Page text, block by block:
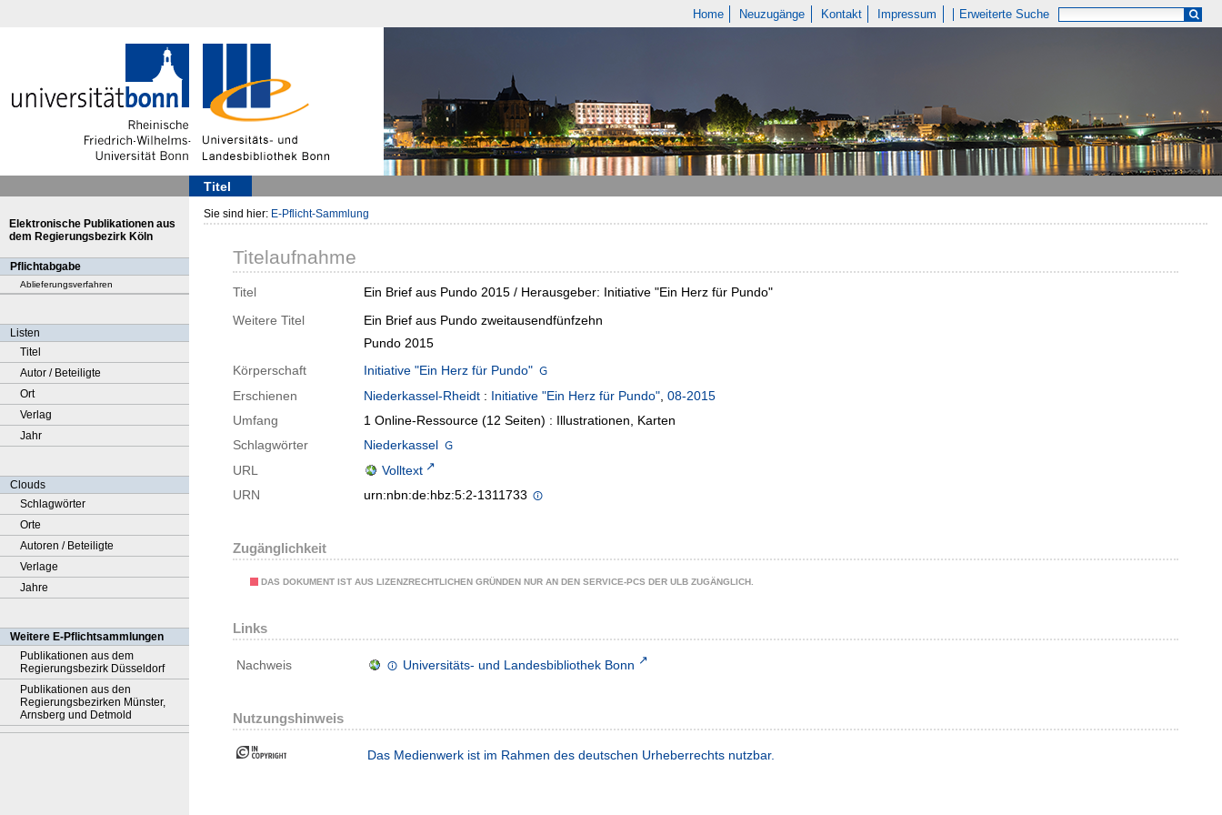
Home Neuzugänge Kontakt Impressum Erweiterte Suche
Titel
Elektronische Publikationen aus
dem Regierungsbezirk Köln
Pflichtabgabe
Ablieferungsverfahren
Listen
Titel
Autor / Beteiligte
Ort
Verlag
Jahr
Clouds
Schlagwörter
Orte
Autoren / Beteiligte
Verlage
Jahre
Weitere E-Pflichtsammlungen
Publikationen aus dem
Regierungsbezirk Düsseldorf
Publikationen aus den
Regierungsbezirken Münster,
Arnsberg und Detmold
Sie sind hier: E-Pflicht-Sammlung
Titelaufnahme
Titel
Ein Brief aus Pundo 2015 / Herausgeber: Initiative "Ein Herz für Pundo"
Weitere Titel
Ein Brief aus Pundo zweitausendfünfzehn
Pundo 2015
Körperschaft
Initiative "Ein Herz für Pundo"
Erschienen
Niederkassel-Rheidt : Initiative "Ein Herz für Pundo", 08-2015
Umfang
1 Online-Ressource (12 Seiten) : Illustrationen, Karten
Schlagwörter
Niederkassel
URL
Volltext
URN
urn:nbn:de:hbz:5:2-1311733
Zugänglichkeit
DAS DOKUMENT IST AUS LIZENZRECHTLICHEN GRÜNDEN NUR AN DEN SERVICE-PCS DER ULB ZUGÄNGLICH.
Links
Nachweis Universitäts- und Landesbibliothek Bonn
Nutzungshinweis
Das Medienwerk ist im Rahmen des deutschen Urheberrechts nutzbar.